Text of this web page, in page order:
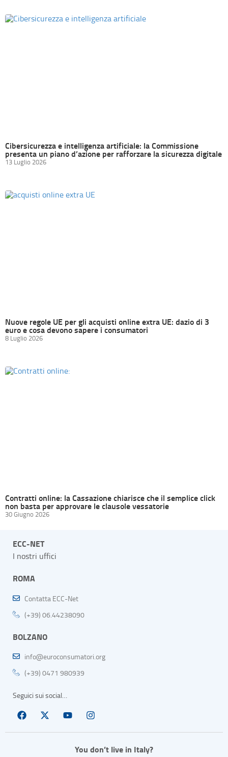
Cibersicurezza e intelligenza artificiale: la Commissione
presenta un piano d’azione per rafforzare la sicurezza digitale
13 Luglio 2026
Nuove regole UE per gli acquisti online extra UE: dazio di 3
euro e cosa devono sapere i consumatori
8 Luglio 2026
Contratti online: la Cassazione chiarisce che il semplice click
non basta per approvare le clausole vessatorie
30 Giugno 2026
ECC-NET
I nostri uffici
ROMA
Contatta ECC-Net
(+39) 06.44238090
BOLZANO
info@euroconsumatori.org
(+39) 0471 980939
Seguici sui social…
You don’t live in Italy?